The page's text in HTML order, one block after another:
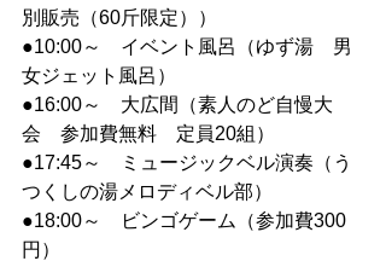
別販売（60斤限定））
●10:00～　イベント風呂（ゆず湯　男
女ジェット風呂）
●16:00～　大広間（素人のど自慢大
会　参加費無料　定員20組）
●17:45～　ミュージックベル演奏（う
つくしの湯メロディベル部）
●18:00～　ビンゴゲーム（参加費300
円）